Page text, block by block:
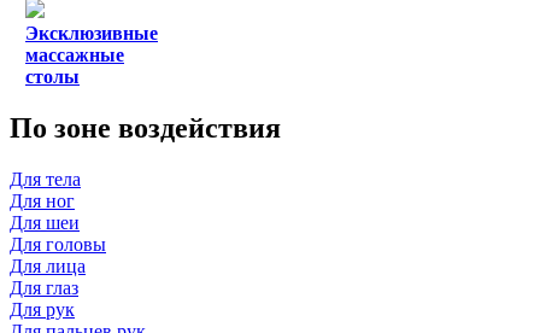
Эксклюзивные
массажные
столы
По зоне воздействия
Для тела
Для ног
Для шеи
Для головы
Для лица
Для глаз
Для рук